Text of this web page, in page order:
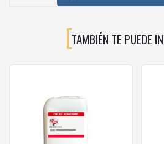
TAMBIÉN TE PUEDE